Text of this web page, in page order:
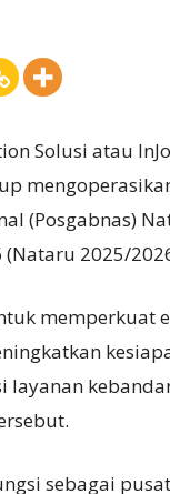
Solusi atau
(Posgabnas)
2025/
memperkuat
layanan
sebagai